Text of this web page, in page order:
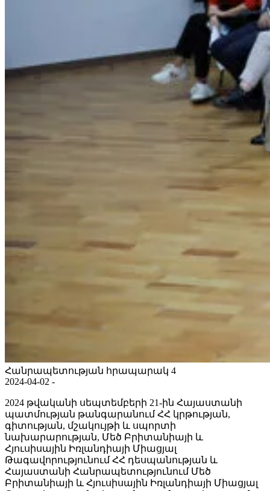
Հանրապետության հրապարակ 4
2024-04-02 -
2024 թվականի սեպտեմբերի 21-ին Հայաստանի
պատմության թանգարանում ՀՀ կրթության,
գիտության, մշակույթի և սպորտի
նախարարության, Մեծ Բրիտանիայի և
Հյուսիսային Իռլանդիայի Միացյալ
Թագավորությունում ՀՀ դեսպանության և
Հայաստանի Հանրապետությունում Մեծ
Բրիտանիայի և Հյուսիսային Իռլանդիայի Միացյալ